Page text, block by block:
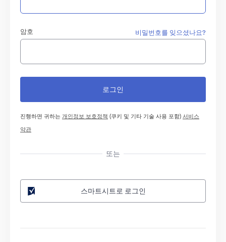
암호 비밀번호를 잊으셨나요?
진행하면 귀하는개인정보 보호정책 (쿠키 및 기타 기술 사용 포함)서비스
약관
또는
스마트시트로 로그인